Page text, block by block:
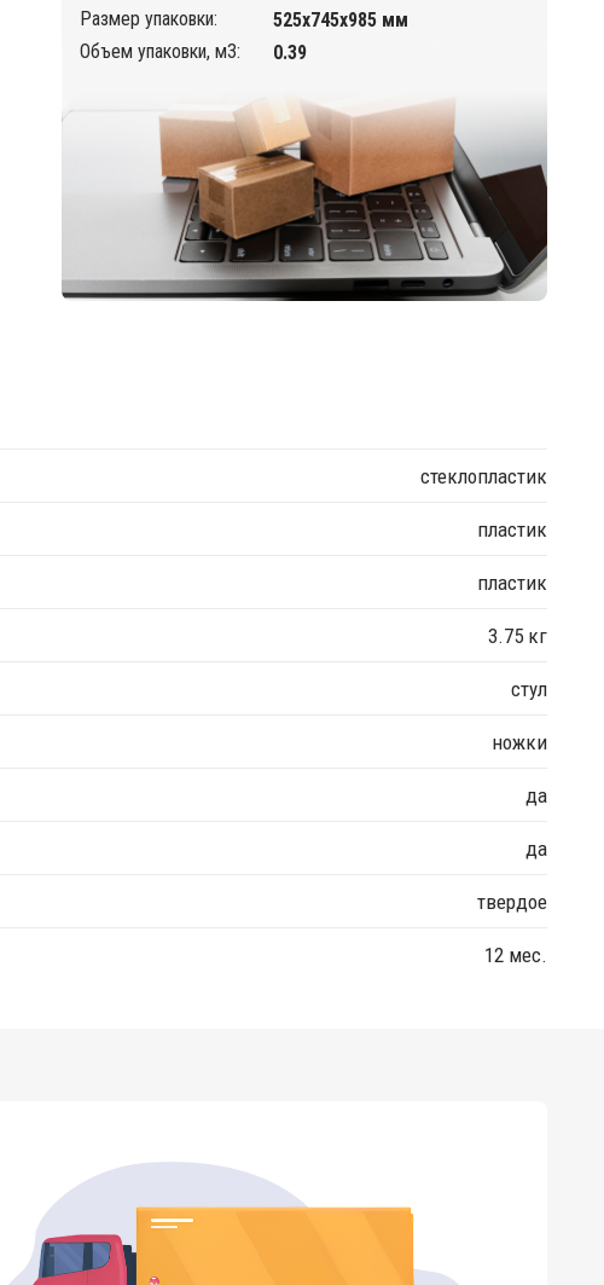
Размер упаковки:
525х745х985 мм
Объем упаковки, м3:
0.39
стеклопластик
пластик
пластик
3.75 кг
стул
ножки
да
да
твердое
12 мес.